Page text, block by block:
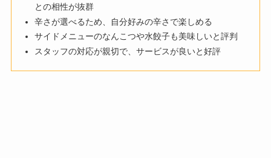
との相性が抜群​
辛さが選べるため、自分好みの辛さで楽しめる​
サイドメニューのなんこつや水餃子も美味しいと評判​
スタッフの対応が親切で、サービスが良いと好評​